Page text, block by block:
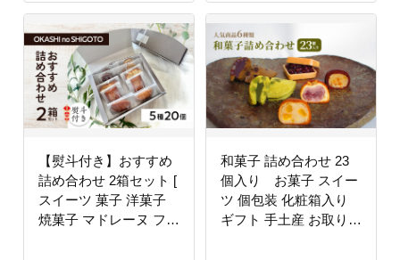
【熨斗付き】おすすめ
詰め合わせ 2箱セット [
スイーツ 菓子 洋菓子
焼菓子 マドレーヌ フィ
和菓子 詰め合わせ 23
個入り お菓子 スイー
ツ 個包装 化粧箱入り
ギフト 手土産 お取り寄